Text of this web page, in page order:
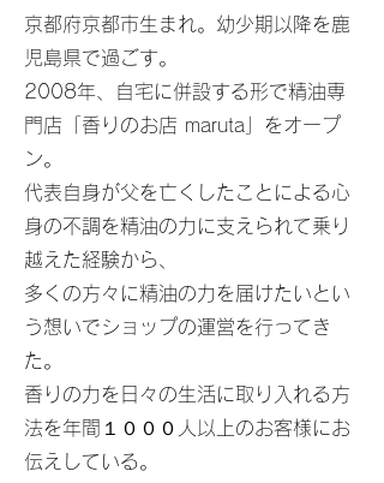
京都府京都市生まれ。幼少期以降を鹿
児島県で過ごす。
2008年、自宅に併設する形で精油専
門店「香りのお店 maruta」をオープ
ン。
代表自身が父を亡くしたことによる心
身の不調を精油の力に支えられて乗り
越えた経験から、
多くの方々に精油の力を届けたいとい
う想いでショップの運営を行ってき
た。
香りの力を日々の生活に取り入れる方
法を年間１０００人以上のお客様にお
伝えしている。